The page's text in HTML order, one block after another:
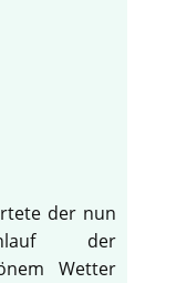
der nun
der
Wetter